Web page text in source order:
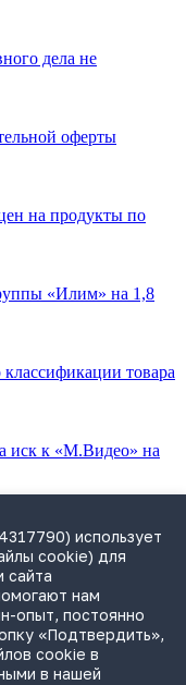
дела не
оферты
на продукты по
«Илим» на 1,8
товара
иск к «М.Видео» на
управления
«дочки»
использует
cookie) для
сайта
нам
опыт, постоянно
«Подтвердить»,
cookie в
в нашей